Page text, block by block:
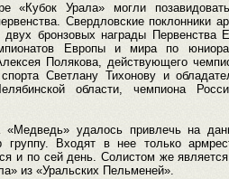
«Кубок Урала» могли
Свердловские поклонники
бронзовых награды Первенства
Европы и мира по
Полякова, действующего
Светлану Тихонову и
области, чемпиона
«Медведь» удалось привлечь на
группу. Входят в нее только
и по сей день. Солистом же
из «Уральских Пельменей».